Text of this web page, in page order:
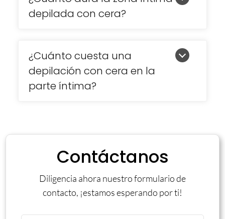
depilada con cera?
¿Cuánto cuesta una
depilación con cera en la
parte íntima?
Contáctanos
Diligencia ahora nuestro formulario de
contacto, ¡estamos esperando por ti!
Name *